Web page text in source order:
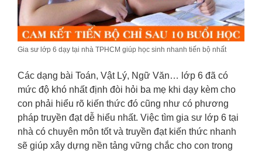
Gia sư lớp 6 dạy tại nhà TPHCM giúp học sinh nhanh tiến bộ nhất
Các dạng bài Toán, Vật Lý, Ngữ Văn… lớp 6 đã có
mức độ khó nhất định đòi hỏi ba mẹ khi dạy kèm cho
con phải hiểu rõ kiến thức đó cũng như có phương
pháp truyền đạt dễ hiểu nhất. Việc tìm gia sư lớp 6 tại
nhà có chuyên môn tốt và truyền đạt kiến thức nhanh
sẽ giúp xây dựng nền tảng vững chắc cho con trong